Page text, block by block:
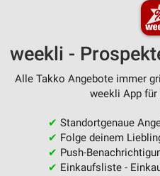
weekli -
Alle Takko Angebote immer
weekli App für
✔ Standortgenaue
✔ Folge deinem
✔ Push-
✔ Einkaufsliste -